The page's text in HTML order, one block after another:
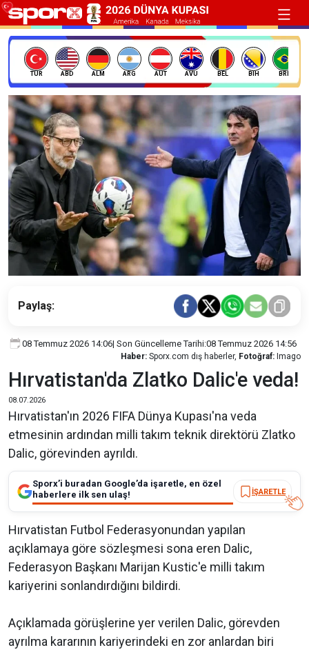
TÜR ABD ALM ARG AUT AVU BEL BIH BRE
Paylaş:
08 Temmuz 2026 14:06| Son Güncelleme Tarihi:08 Temmuz 2026 14:56
Haber: Sporx.com dış haberler, Fotoğraf: Imago
Hırvatistan'da Zlatko Dalic'e veda!
08.07.2026
Hırvatistan'ın 2026 FIFA Dünya Kupası'na veda
etmesinin ardından milli takım teknik direktörü Zlatko
Dalic, görevinden ayrıldı.
Sporx’i buradan Google’da işaretle, en özel
haberlere ilk sen ulaş!
İŞARETLE
Hırvatistan Futbol Federasyonundan yapılan
açıklamaya göre sözleşmesi sona eren Dalic,
Federasyon Başkanı Marijan Kustic'e milli takım
kariyerini sonlandırdığını bildirdi.
Açıklamada görüşlerine yer verilen Dalic, görevden
ayrılma kararının kariyerindeki en zor anlardan biri